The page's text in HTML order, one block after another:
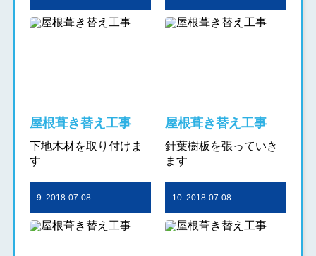
屋根葺き替え工事
下地木材を取り付けま
す
屋根葺き替え工事
針葉樹板を張っていき
ます
9. 2018-07-08 10. 2018-07-08